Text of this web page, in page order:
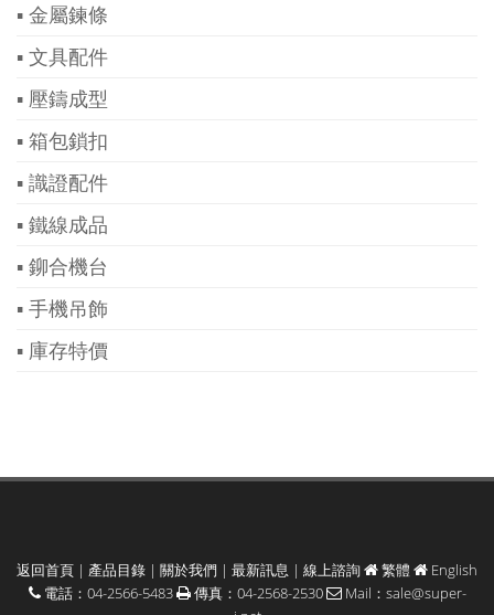
▪ 金屬鍊條
▪ 文具配件
▪ 壓鑄成型
▪ 箱包鎖扣
▪ 識證配件
▪ 鐵線成品
▪ 鉚合機台
▪ 手機吊飾
▪ 庫存特價
返回首頁 | 產品目錄 | 關於我們 | 最新訊息 | 線上諮詢 繁體
English
電話：04-2566-5483
傳真：04-2568-2530 Mail： sale@super-